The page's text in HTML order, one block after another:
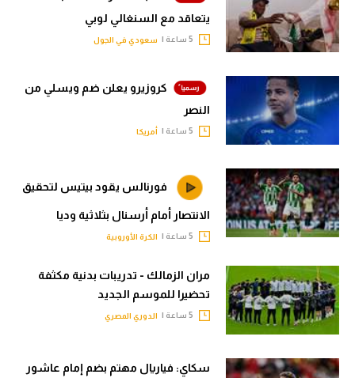
يتعاقد مع السنغالي لوبي
سعودي في الجول
كروزيرو يعلن ضم ويسلي من
النصر
أمريكا
فورنالس يقود بيتيس لتحقيق
الانتصار أمام أرسنال بثلاثية وديا
الكرة الأوروبية
مران الزمالك - تدريبات بدنية مكثفة
تحضيرا للموسم الجديد
الدوري المصري
سكاي: فياريال مهتم بضم إمام عاشور